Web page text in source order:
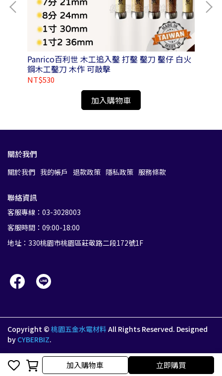
加入購物車
加入購物車 立即購買
Panrico百利世 木工追入鑿 打鑿 鑿刀 鑿仔 白火
鋼木工鑿刀 木作 可敲擊
NT$530
加入購物車
關於我們
關於我們 我的帳戶 退款政策 隱私政策 服務條款
聯絡資訊
客服專線：03-3028003
客服時間：09:00-18:00
地址：330桃園市桃園區莊敬路二段172號1F
Copyright © 桃園五金水電材料 All Rights Reserved. Designed
by CYBERBIZ.